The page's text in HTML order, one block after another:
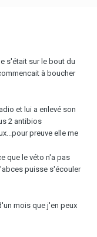
s'était sur le bout du
à boucher
et lui a enlevé son
2 antibios
preuve elle me
que le véto n'a pas
puisse s'écouler
mois que j'en peux